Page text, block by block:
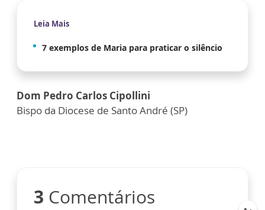
Leia Mais
7 exemplos de Maria para praticar o silêncio
Dom Pedro Carlos Cipollini
Bispo da Diocese de Santo André (SP)
3 Comentários